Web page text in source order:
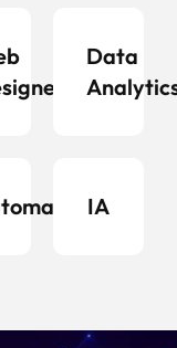
Data
IA